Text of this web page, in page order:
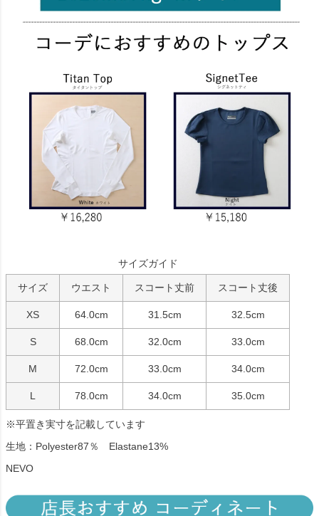
サイズガイド
サイズ ウエスト スコート丈前 スコート丈後
XS 64.0cm 31.5cm 32.5cm
S 68.0cm 32.0cm 33.0cm
M 72.0cm 33.0cm 34.0cm
L 78.0cm 34.0cm 35.0cm
※平置き実寸を記載しています
生地：Polyester87％ Elastane13%
NEVO